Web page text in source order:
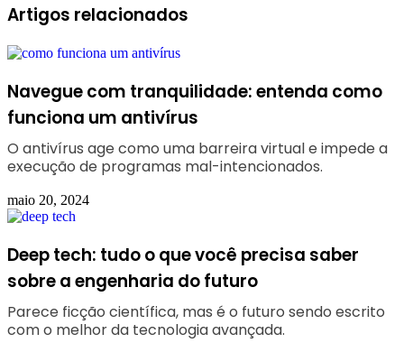
Facebook
Linkedin
WhatsApp
Telegram
Artigos relacionados
Navegue com tranquilidade: entenda como
funciona um antivírus
O antivírus age como uma barreira virtual e impede a
execução de programas mal-intencionados.
maio 20, 2024
Deep tech: tudo o que você precisa saber
sobre a engenharia do futuro
Parece ficção científica, mas é o futuro sendo escrito
com o melhor da tecnologia avançada.